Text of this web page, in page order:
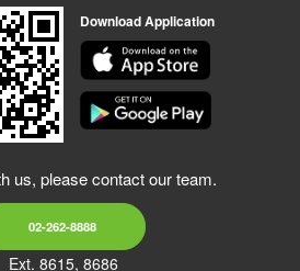
Download Application
us, please contact our team.
02-262-8888
Ext. 8615, 8686